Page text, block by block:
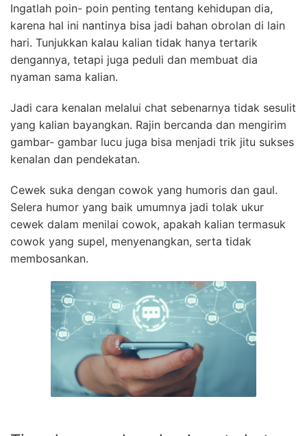
Ingatlah poin- poin penting tentang kehidupan dia,
karena hal ini nantinya bisa jadi bahan obrolan di lain
hari. Tunjukkan kalau kalian tidak hanya tertarik
dengannya, tetapi juga peduli dan membuat dia
nyaman sama kalian.
Jadi cara kenalan melalui chat sebenarnya tidak sesulit
yang kalian bayangkan. Rajin bercanda dan mengirim
gambar- gambar lucu juga bisa menjadi trik jitu sukses
kenalan dan pendekatan.
Cewek suka dengan cowok yang humoris dan gaul.
Selera humor yang baik umumnya jadi tolak ukur
cewek dalam menilai cowok, apakah kalian termasuk
cowok yang supel, menyenangkan, serta tidak
membosankan.